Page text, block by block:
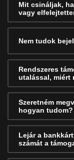
Mit csináljak,
vagy
Nem tudok
Rendszeres
utalással, miért
Szeretném
hogyan tudom?
Lejár a
számát a